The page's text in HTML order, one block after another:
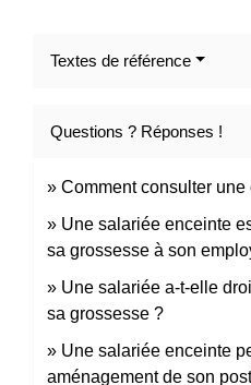
Textes de référence
Questions ? Réponses !
Comment consulter
Une salariée enceinte
sa grossesse à son
Une salariée a-t-elle
sa grossesse ?
Une salariée enceinte
aménagement de son